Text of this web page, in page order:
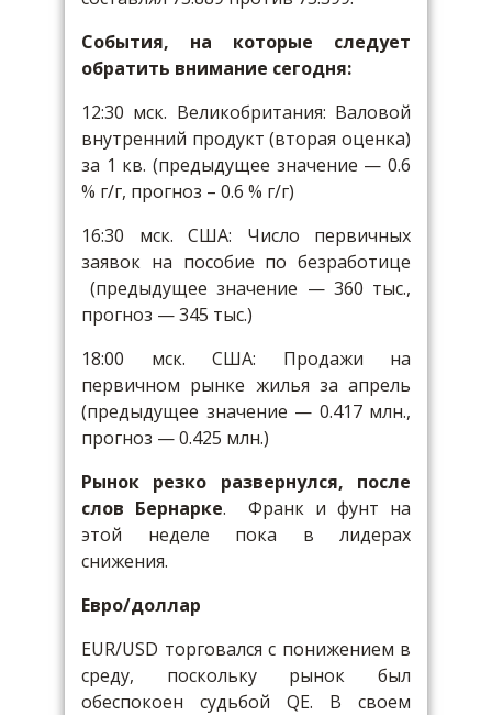
События, на которые следует
обратить внимание сегодня:
12:30 мск. Великобритания: Валовой
внутренний продукт (вторая оценка)
за 1 кв. (предыдущее значение — 0.6
% г/г, прогноз – 0.6 % г/г)
16:30 мск. США: Число первичных
заявок на пособие по безработице
(предыдущее значение — 360 тыс.,
прогноз — 345 тыс.)
18:00 мск. США: Продажи на
первичном рынке жилья за апрель
(предыдущее значение — 0.417 млн.,
прогноз — 0.425 млн.)
Рынок резко развернулся, после
слов Бернарке. Франк и фунт на
этой неделе пока в лидерах
снижения.
Евро/доллар
EUR/USD торговался с понижением в
среду, поскольку рынок был
обеспокоен судьбой QE. В своем